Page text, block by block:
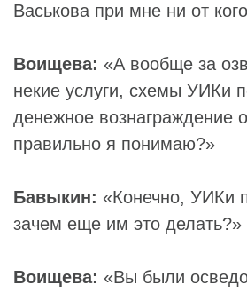
Васькова при мне ни от
Воищева: «А вообще за
некие услуги, схемы УИКи
денежное вознаграждение
правильно я понимаю?»
Бавыкин: «Конечно, УИКи
зачем еще им это делать?»
Воищева: «Вы были